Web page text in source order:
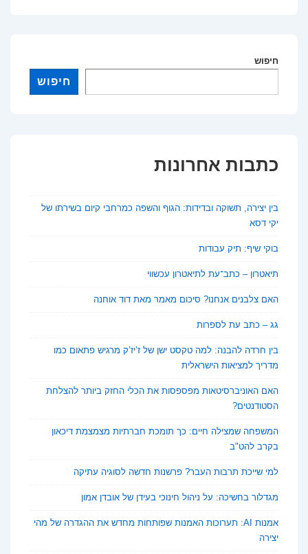
לספרות
חיפוש
חיפוש
כתבות אחרונות
בין יצירה, תשוקה ובדידות: הגוף והשפה כמרחבי קיום בשירתו של
יקי דסא
בוקי שיף: תיק עבודות
תיאטרון – כתב־עת לתיאטרון עכשווי
האם צלבנים אנחנו? סיכום מאמר מאת דוד אוחנה
גג – כתב עת לספרות
בין חרדה להבנה: למה טקסט ישן של ז’יז’ק מרגיש פתאום כמו
מדריך למציאות הישראלית
האם האוניברסיטאות מפספסות את הכלי החזק ביותר להצלחת
הסטודנטים?
המשפחה שמצילה חיים: כך תומכת חברתיות מצמצמת דיכאון
בקרב להט"ב
למי שייכת תרבות העבר? פרשנות חדשה לסוגיה עתיקה
מגדלור בחשיכה: על ניהול חינוכי בעידן של אובדן אמון
אמנות AI: תערוכות האמנות שפותחות מחדש את ההגדרה של מהי
יצירה